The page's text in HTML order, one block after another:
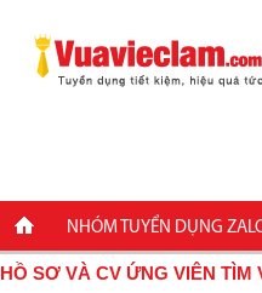
NHÓM TUYỂN DỤNG
HỒ SƠ VÀ CV ỨNG VIÊN TÌM